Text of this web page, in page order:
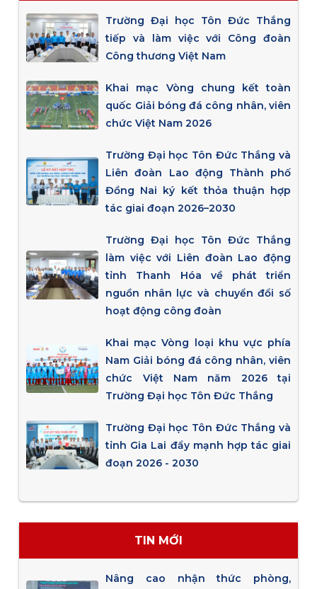
Trường Đại học Tôn Đức Thắng
tiếp và làm việc với Công đoàn
Công thương Việt Nam
Khai mạc Vòng chung kết toàn
quốc Giải bóng đá công nhân, viên
chức Việt Nam 2026
Trường Đại học Tôn Đức Thắng và
Liên đoàn Lao động Thành phố
Đồng Nai ký kết thỏa thuận hợp
tác giai đoạn 2026–2030
Trường Đại học Tôn Đức Thắng
làm việc với Liên đoàn Lao động
tỉnh Thanh Hóa về phát triển
nguồn nhân lực và chuyển đổi số
hoạt động công đoàn
Khai mạc Vòng loại khu vực phía
Nam Giải bóng đá công nhân, viên
chức Việt Nam năm 2026 tại
Trường Đại học Tôn Đức Thắng
Trường Đại học Tôn Đức Thắng và
tỉnh Gia Lai đẩy mạnh hợp tác giai
đoạn 2026 - 2030
TIN MỚI
Nâng cao nhận thức phòng,